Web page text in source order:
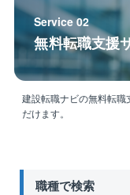
Service 02
無料転職支援
建設転職ナビの無料転
だけます。
職種で検索